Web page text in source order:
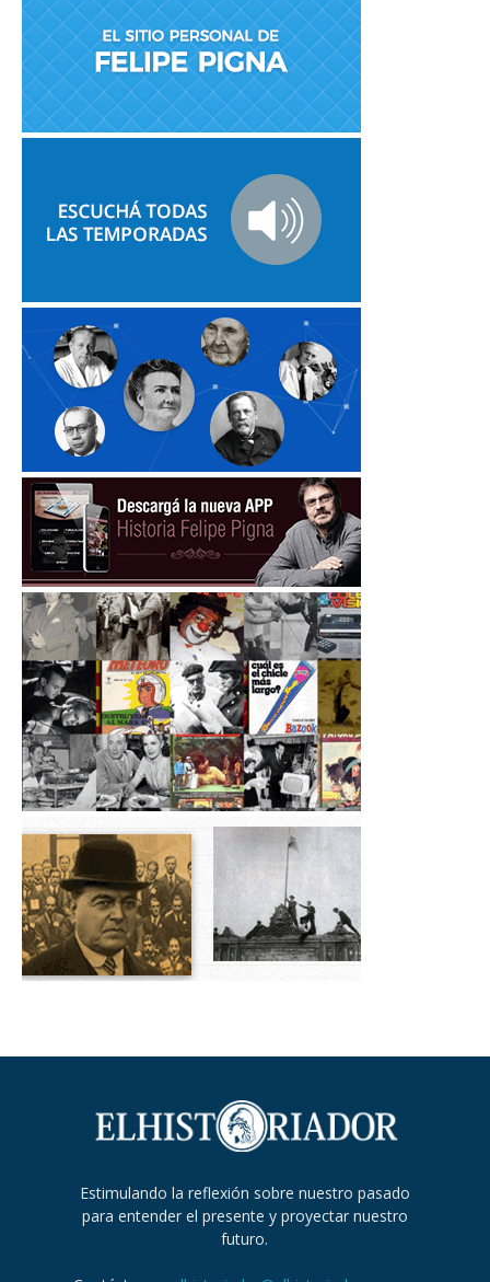
Estimulando la reflexión sobre nuestro pasado
para entender el presente y proyectar nuestro
futuro.